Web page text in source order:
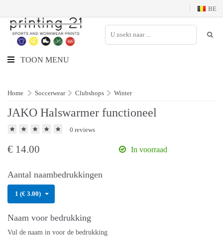
BE
TOON MENU
Home Soccerwear Clubshops Winter
JAKO Halswarmer functioneel
0 reviews
€ 14.00 In voorraad
Aantal naambedrukkingen
1 (€ 3.00)
Naam voor bedrukking
Vul de naam in voor de bedrukking